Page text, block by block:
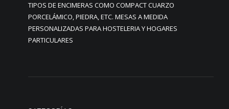
TIPOS DE ENCIMERAS COMO COMPACT CUARZO
PORCELÁMICO, PIEDRA, ETC. MESAS A MEDIDA
PERSONALIZADAS PARA HOSTELERIA Y HOGARES
PARTICULARES